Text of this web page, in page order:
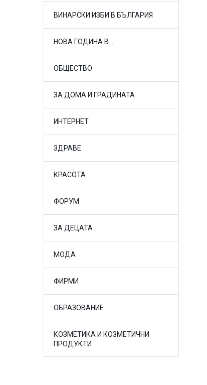
ВИНАРСКИ ИЗБИ В БЪЛГАРИЯ
НОВА ГОДИНА В...
ОБЩЕСТВО
ЗА ДОМА И ГРАДИНАТА
ИНТЕРНЕТ
ЗДРАВЕ
КРАСОТА
ФОРУМ
ЗА ДЕЦАТА
МОДА
ФИРМИ
ОБРАЗОВАНИЕ
КОЗМЕТИКА И КОЗМЕТИЧНИ
ПРОДУКТИ